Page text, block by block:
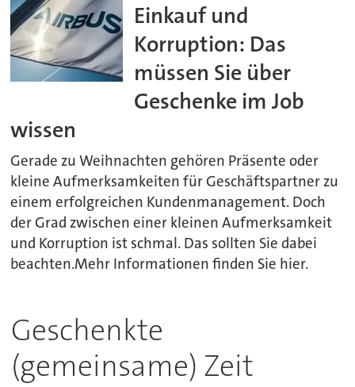
Einkauf und
Korruption: Das
müssen Sie über
Geschenke im Job
wissen
Gerade zu Weihnachten gehören Präsente oder
kleine Aufmerksamkeiten für Geschäftspartner zu
einem erfolgreichen Kundenmanagement. Doch
der Grad zwischen einer kleinen Aufmerksamkeit
und Korruption ist schmal. Das sollten Sie dabei
beachten.Mehr Informationen finden Sie hier.
Geschenkte
(gemeinsame) Zeit